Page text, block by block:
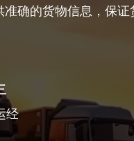
确的货物信息，保证
经